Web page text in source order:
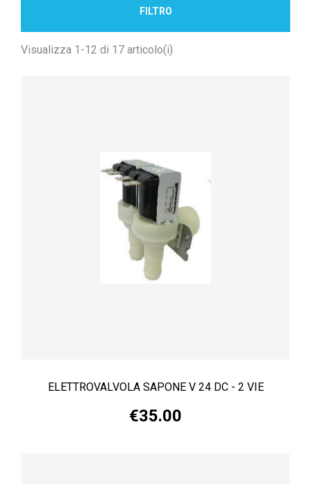
FILTRO
Visualizza 1-12 di 17 articolo(i)
ELETTROVALVOLA SAPONE V 24 DC - 2 VIE
€35.00